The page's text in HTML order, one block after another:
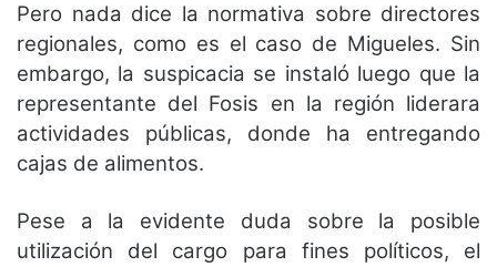
Pero nada dice la normativa sobre directores
regionales, como es el caso de Migueles. Sin
embargo, la suspicacia se instaló luego que la
representante del Fosis en la región liderara
actividades públicas, donde ha entregando
cajas de alimentos.
Pese a la evidente duda sobre la posible
utilización del cargo para fines políticos, el